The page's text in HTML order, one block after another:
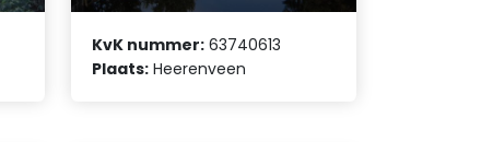
KvK nummer: 63740613
Plaats: Heerenveen